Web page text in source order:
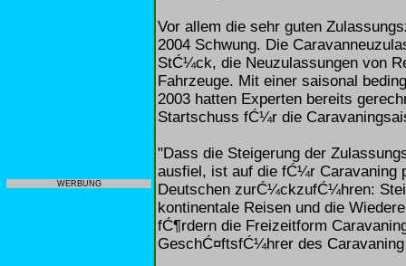
WERBUNG
Vor allem die sehr guten
2004 Schwung. Die
StĆ¼ck, die Neuzulassungen von
Fahrzeuge. Mit einer saisonal
2003 hatten Experten bereits
Startschuss fĆ¼r die
"Dass die Steigerung der
ausfiel, ist auf die fĆ¼r Caravaning
Deutschen zurĆ¼ckzufĆ¼hren:
kontinentale Reisen und die
fĆ¶rdern die Freizeitform
GeschĆ¤ftsfĆ¼hrer des